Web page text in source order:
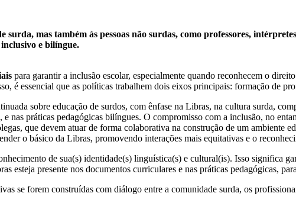
mas também às pessoas não surdas, como professores,
e bilíngue.
para garantir a inclusão escolar, especialmente quando reconhecem o
é essencial que as políticas trabalhem dois eixos principais: formação de
sobre educação de surdos, com ênfase na Libras, na cultura surda,
nas práticas pedagógicas bilíngues. O compromisso com a inclusão, no
que devem atuar de forma colaborativa na construção de um ambiente
o básico da Libras, promovendo interações mais equitativas e o
de sua(s) identidade(s) linguística(s) e cultural(is). Isso significa
esteja presente nos documentos curriculares e nas práticas pedagógicas,
se forem construídas com diálogo entre a comunidade surda, os